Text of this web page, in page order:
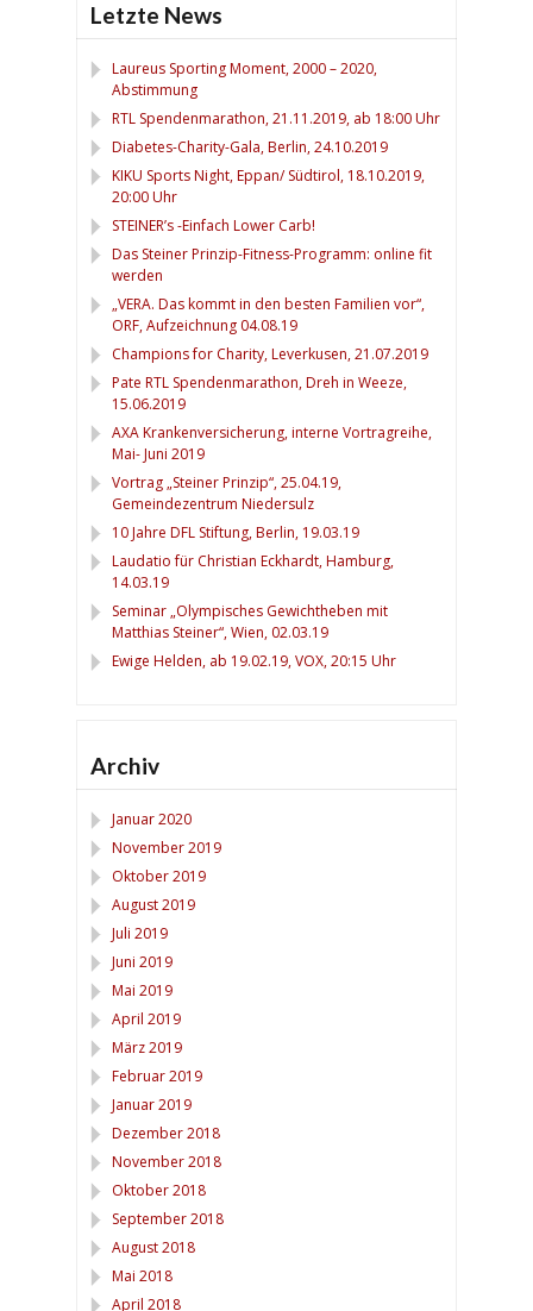
Letzte News
Laureus Sporting Moment, 2000 – 2020,
Abstimmung
RTL Spendenmarathon, 21.11.2019, ab 18:00 Uhr
Diabetes-Charity-Gala, Berlin, 24.10.2019
KIKU Sports Night, Eppan/ Südtirol, 18.10.2019,
20:00 Uhr
STEINER’s -Einfach Lower Carb!
Das Steiner Prinzip-Fitness-Programm: online fit
werden
„VERA. Das kommt in den besten Familien vor“,
ORF, Aufzeichnung 04.08.19
Champions for Charity, Leverkusen, 21.07.2019
Pate RTL Spendenmarathon, Dreh in Weeze,
15.06.2019
AXA Krankenversicherung, interne Vortragreihe,
Mai- Juni 2019
Vortrag „Steiner Prinzip“, 25.04.19,
Gemeindezentrum Niedersulz
10 Jahre DFL Stiftung, Berlin, 19.03.19
Laudatio für Christian Eckhardt, Hamburg,
14.03.19
Seminar „Olympisches Gewichtheben mit
Matthias Steiner“, Wien, 02.03.19
Ewige Helden, ab 19.02.19, VOX, 20:15 Uhr
Archiv
Januar 2020
November 2019
Oktober 2019
August 2019
Juli 2019
Juni 2019
Mai 2019
April 2019
März 2019
Februar 2019
Januar 2019
Dezember 2018
November 2018
Oktober 2018
September 2018
August 2018
Mai 2018
April 2018